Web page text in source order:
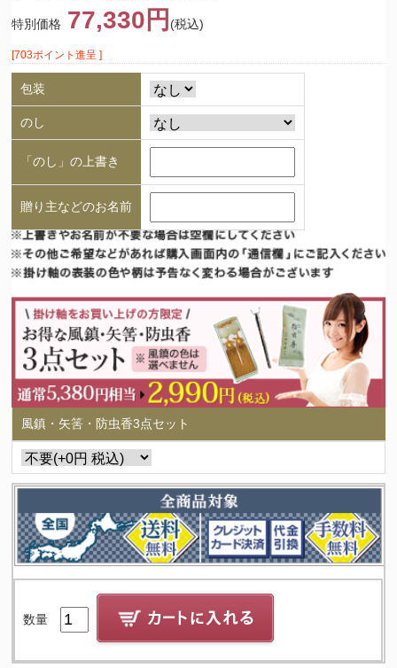
特別価格 77,330円 (税込)
[703ポイント進呈 ]
包装
のし
「のし」の上書き
贈り主などのお名前
風鎮・矢筈・防虫香3点セット
数量